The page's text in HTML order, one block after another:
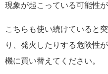
現象が起こっている可能性が
こちらも使い続けていると
り、発火したりする危険性
機に買い替えてください。